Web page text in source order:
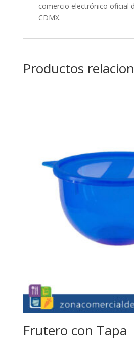
comercio electrónico oficial
CDMX.
Productos
Frutero con Tapa